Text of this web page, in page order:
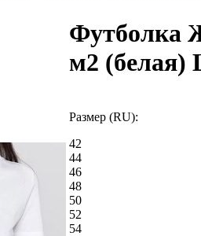
Футболка
м2 (белая)
Размер (RU):
42
44
46
48
50
52
54